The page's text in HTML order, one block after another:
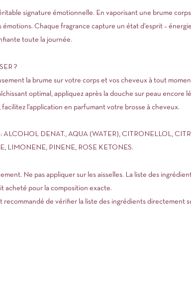
signature émotionnelle. En vaporisant une brume
Chaque fragrance capture un état d’esprit –
toute la journée.
?
la brume sur votre corps et vos cheveux à tout
optimal, appliquez après la douche sur peau encore
facilitez l’application en parfumant votre brosse à cheveux.
ALCOHOL DENAT., AQUA (WATER), CITRONELLOL,
LIMONENE, PINENE, ROSE KETONES.
Ne pas appliquer sur les aisselles. La liste des
acheté pour la composition exacte.
recommandé de vérifier la liste des ingrédients directement